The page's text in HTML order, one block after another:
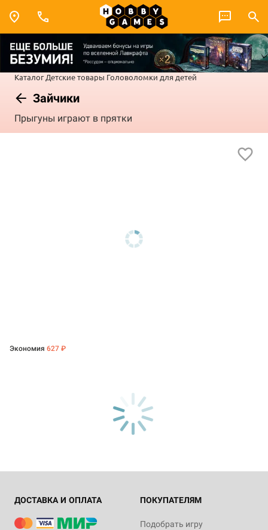
Каталог Детские товары Головоломки для детей
Зайчики
Прыгуны играют в прятки
Экономия 627 ₽
ДОСТАВКА И ОПЛАТА ПОКУПАТЕЛЯМ
Подобрать игру